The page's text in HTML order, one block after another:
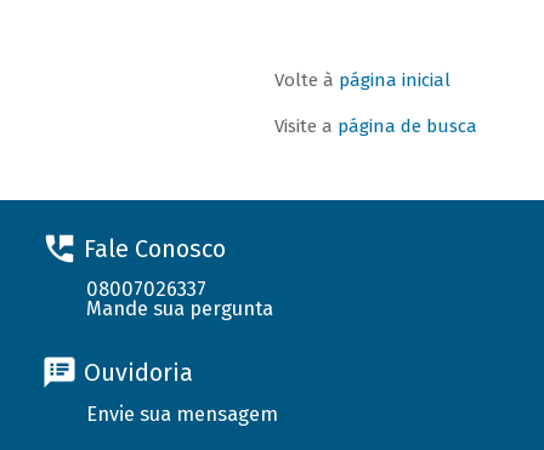
Volte à página inicial
Visite a página de busca
Fale Conosco
08007026337
Mande sua pergunta
Ouvidoria
Envie sua mensagem